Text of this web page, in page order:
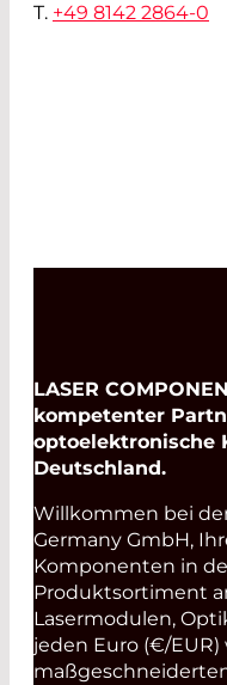
T. +49 8142 2864-0
LASER
kompetenter
optoelektronische
Deutschland.
Willkommen bei der
Germany GmbH,
Komponenten in
Produktsortiment
Lasermodulen,
jeden Euro (€/EUR)